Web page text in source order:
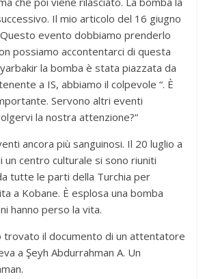
Il mio articolo del 16 giugno
evento dobbiamo prenderlo
possiamo accontentarci di questa
la bomba è stata piazzata da
a IS, abbiamo il colpevole “. È
Servono altri eventi
la nostra attenzione?“
ancora più sanguinosi. Il 20 luglio a
un centro culturale si sono riuniti
tutte le parti della Turchia per
a Kobane. È esplosa una bomba
hanno perso la vita.
trovato il documento di un attentatore
a Şeyh Abdurrahman A. Un